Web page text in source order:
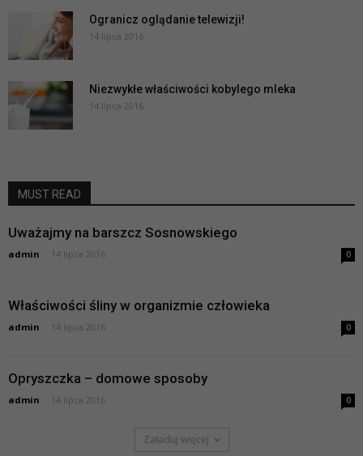
Ogranicz oglądanie telewizji!
14 lipca 2016
Niezwykłe właściwości kobylego mleka
14 lipca 2016
MUST READ
Uważajmy na barszcz Sosnowskiego
admin 14 lipca 2016 0
Właściwości śliny w organizmie człowieka
admin 14 lipca 2016 0
Opryszczka – domowe sposoby
admin 14 lipca 2016 0
Załaduj więcej